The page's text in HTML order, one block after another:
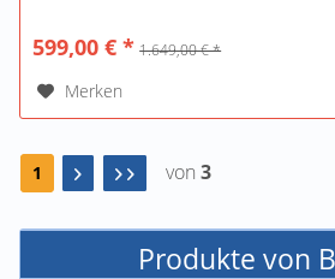
599,00 € * 1.649,00 € *
Merken
1 von 3
Produkte von